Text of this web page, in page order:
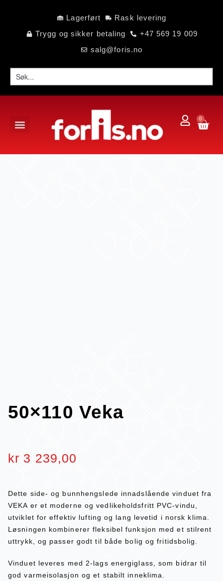
Lagerført
Rask levering
Trygg og sikker betaling
+47 569 19 009
salg@foris.no
0
50×110 Veka
kr 3 239,00
Dette side- og bunnhengslede innadslående vinduet fra
VEKA er et moderne og vedlikeholdsfritt PVC-vindu,
utviklet for effektiv lufting og lang levetid i norsk klima.
Løsningen kombinerer fleksibel funksjon med et stilrent
uttrykk, og passer godt til både bolig og fritidsbolig.
Vinduet leveres med 2-lags energiglass, som bidrar til
god varmeisolasjon og et stabilt inneklima.